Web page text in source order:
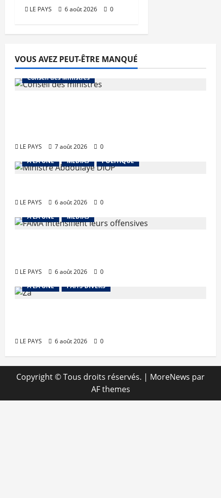
LE PAYS 6 août 2026 0
VOUS AVEZ PEUT-ÊTRE MANQUÉ
Conseil des Ministres
LE PAYS 7 août 2026
0
A LA UNE
MEDIAS POLITIQUE
LE PAYS 6 août 2026
0
A LA UNE
MEDIAS
LE PAYS 6 août 2026
0
A LA UNE
FAITS DIVERS
LE PAYS 6 août 2026 0
Copyright © Tous droits réservés. | MoreNews par
AF themes